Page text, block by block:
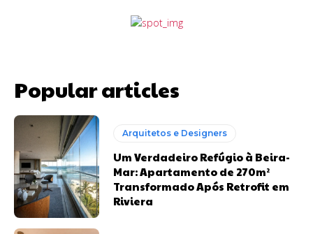
Popular articles
Arquitetos e Designers
Um Verdadeiro Refúgio à Beira-
Mar: Apartamento de 270m²
Transformado Após Retrofit em
Riviera